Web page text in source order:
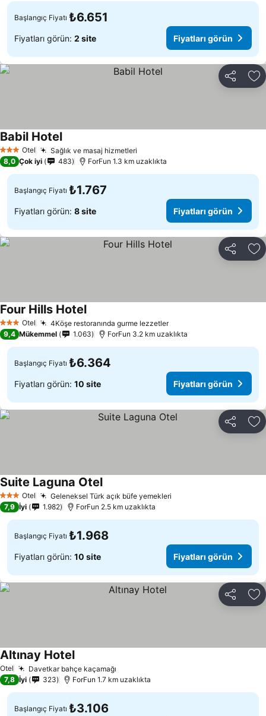
Başlangıç Fiyatı ₺6.651
Fiyatları görün: 2 site Fiyatları görün
Paylaş
3 YıldızOtel Sağlık ve masaj hizmetleri
Babil HotelFiyatları görün
8,0 Çok iyi 483 ForFun 1.3 km uzaklıkta
Başlangıç Fiyatı ₺1.767
Fiyatları görün: 8 site Fiyatları görün
Paylaş
3 YıldızOtel 4Köşe restoranında gurme lezzetlerFiyatları görün
Four Hills HotelFiyatları görün
9,4 Mükemmel 1.063 ForFun 3.2 km uzaklıkta
Başlangıç Fiyatı ₺6.364
Fiyatları görün: 10 site Fiyatları görün
Paylaş
3 YıldızOtel Geleneksel Türk açık büfe yemekleri
Suite Laguna OtelFiyatları görün
7,9 İyi 1.982 ForFun 2.5 km uzaklıkta
Başlangıç Fiyatı ₺1.968
Fiyatları görün: 10 site Fiyatları görün
Paylaş
Otel Davetkar bahçe kaçamağı
Altınay HotelFiyatları görün
7,8 İyi 323 ForFun 1.7 km uzaklıkta
Başlangıç Fiyatı ₺3.106